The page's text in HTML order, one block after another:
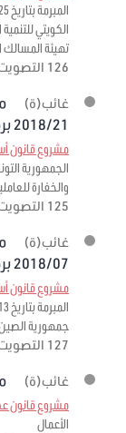
الكويتي
تهيئة المسالك
126 التصويت
غائب(ة)
2018/21 برمته
مشروع قانون
الجمهورية
والخفارة
125 التصويت
غائب(ة)
2018/07 برمته
مشروع قانون
جمهورية
127 التصويت
غائب(ة)
مشروع قانون عدد
الأعمال